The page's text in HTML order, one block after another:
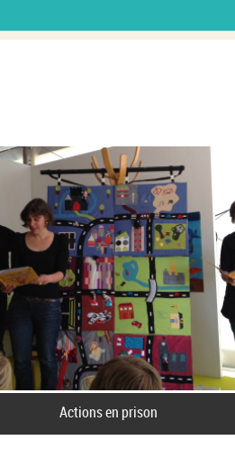
Actions en prison